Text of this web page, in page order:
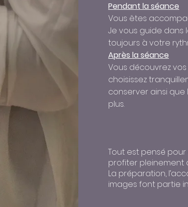
Pendant la séance
Vous êtes
Je vous guide dans
toujours à votre
Après la séance
Vous découvrez
choisissez
conserver ainsi
plus.
Tout est pensé
profiter pleinement
La préparation,
images font partie